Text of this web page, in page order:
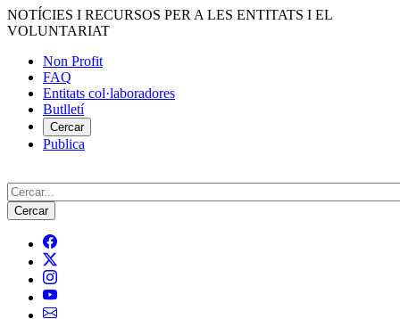
Vés
al
NOTÍCIES I RECURSOS PER A LES ENTITATS I EL
VOLUNTARIAT
Menú
del
compte
d'usuari
Non Profit
FAQ
Entitats col·laboradores
Butlletí
Cercar
Publica
Cerca